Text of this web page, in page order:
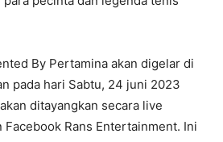
By Pertamina akan digelar di
pada hari Sabtu, 24 juni 2023
ditayangkan secara live
Rans Entertainment. Ini